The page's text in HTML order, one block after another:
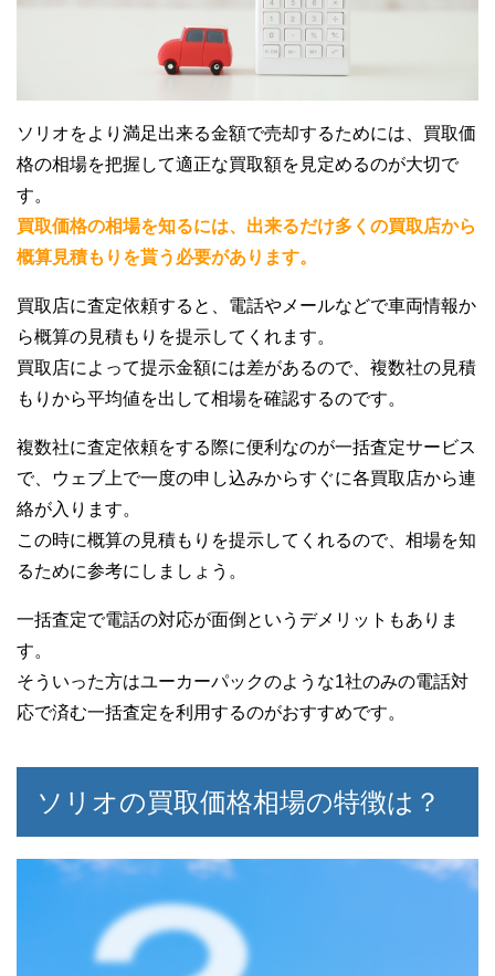
ソリオをより満足出来る金額で売却するためには、買取価
格の相場を把握して適正な買取額を見定めるのが大切で
す。
買取価格の相場を知るには、出来るだけ多くの買取店から
概算見積もりを貰う必要があります。
買取店に査定依頼すると、電話やメールなどで車両情報か
ら概算の見積もりを提示してくれます。
買取店によって提示金額には差があるので、複数社の見積
もりから平均値を出して相場を確認するのです。
複数社に査定依頼をする際に便利なのが一括査定サービス
で、ウェブ上で一度の申し込みからすぐに各買取店から連
絡が入ります。
この時に概算の見積もりを提示してくれるので、相場を知
るために参考にしましょう。
一括査定で電話の対応が面倒というデメリットもありま
す。
そういった方はユーカーパックのような1社のみの電話対
応で済む一括査定を利用するのがおすすめです。
ソリオの買取価格相場の特徴は？